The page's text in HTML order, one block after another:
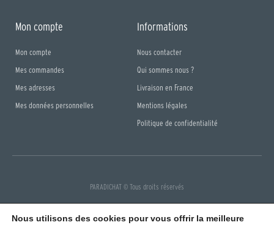
Mon compte
Mon compte
Mes commandes
Mes adresses
Mes données personnelles
Informations
Nous contacter
Qui sommes nous ?
Livraison en France
Mentions légales
Politique de confidentialité
PARADICHAT © Tous droits réservés
F
c
I
s
Nous utilisons des cookies pour vous offrir la meilleure